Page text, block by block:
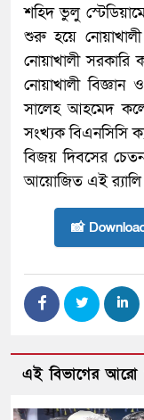
শহিদ ভুলু
শুরু হয়ে নোয়াখালী
নোয়াখালী সরকারি
নোয়াখালী বিজ্ঞান
সালেহ আহমেদ
সংখ্যক বিএনসিসি
বিজয় দিবসের
আয়োজিত এই র‍্যালি
📸
এই বিভাগের আরো